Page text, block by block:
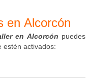
en Alcorcón
en Alcorcón puedes
estén activados: